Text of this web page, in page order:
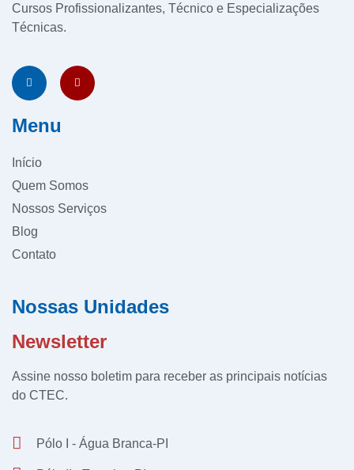
Cursos Profissionalizantes, Técnico e Especializações
Técnicas.
Menu
Início
Quem Somos
Nossos Serviços
Blog
Contato
Nossas Unidades
Newsletter
Assine nosso boletim para receber as principais notícias
do CTEC.
Pólo I - Água Branca-PI